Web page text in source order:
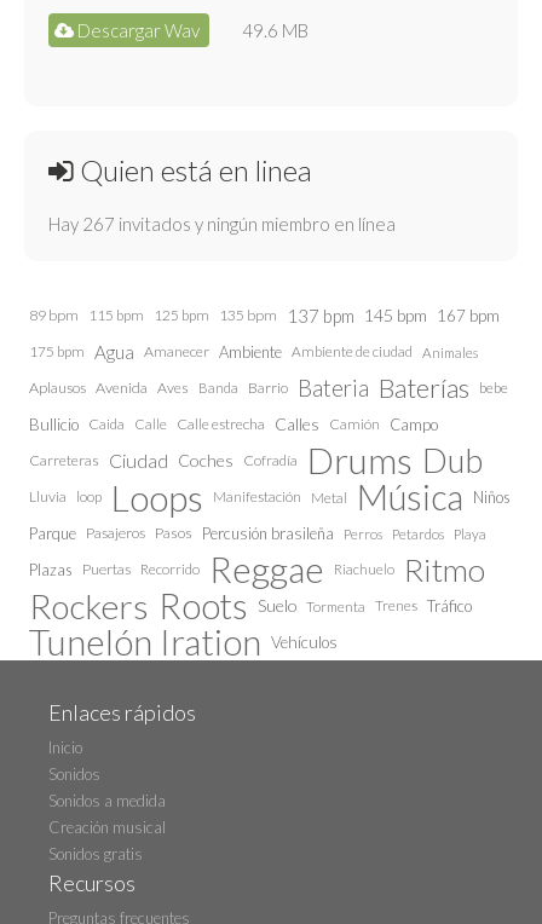
Descargar Wav 49.6 MB
Quien está en linea
Hay 267 invitados y ningún miembro en línea
89 bpm 115 bpm 125 bpm 135 bpm 137 bpm 145 bpm 167 bpm
175 bpm Agua Amanecer Ambiente Ambiente de ciudad Animales
Aplausos Avenida Aves Banda Barrio Bateria Baterías bebe
Bullicio Caida Calle Calle estrecha Calles Camión Campo
Carreteras Ciudad Coches Cofradía Drums Dub
Lluvia loop Loops Manifestación Metal Música
Niños
Parque Pasajeros Pasos Percusión brasileña Perros Petardos Playa
Plazas Puertas Recorrido Reggae Riachuelo Ritmo
Rockers Roots Suelo Tormenta Trenes Tráfico
Tunelón Iration Vehículos
Enlaces rápidos
Inicio
Sonidos
Sonidos a medida
Creación musical
Sonidos gratis
Recursos
Preguntas frecuentes